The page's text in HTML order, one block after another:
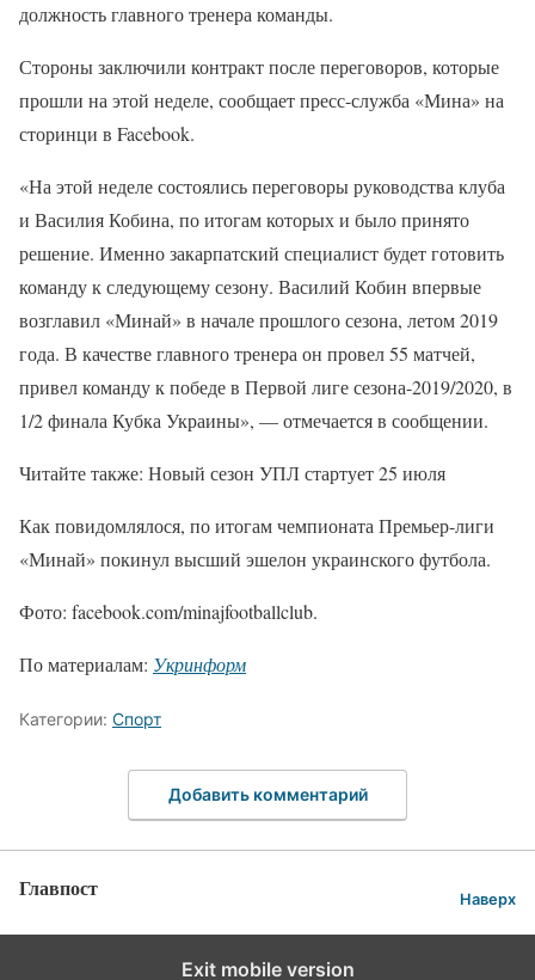
должность главного тренера команды.
Стороны заключили контракт после переговоров, которые
прошли на этой неделе, сообщает пресс-служба «Мина» на
сторинци в Facebook.
«На этой неделе состоялись переговоры руководства клуба
и Василия Кобина, по итогам которых и было принято
решение. Именно закарпатский специалист будет готовить
команду к следующему сезону. Василий Кобин впервые
возглавил «Минай» в начале прошлого сезона, летом 2019
года. В качестве главного тренера он провел 55 матчей,
привел команду к победе в Первой лиге сезона-2019/2020, в
1/2 финала Кубка Украины», — отмечается в сообщении.
Читайте также: Новый сезон УПЛ стартует 25 июля
Как повидомлялося, по итогам чемпионата Премьер-лиги
«Минай» покинул высший эшелон украинского футбола.
Фото: facebook.com/minajfootballclub.
По материалам: Укринформ
Категории: Спорт
Добавить комментарий
Главпост Наверх
Exit mobile version